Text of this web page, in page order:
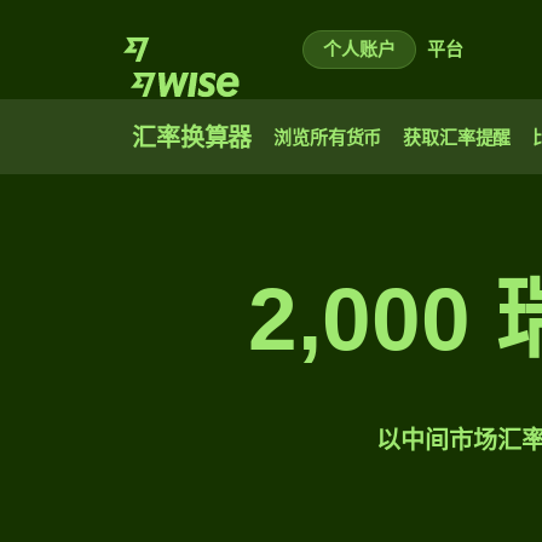
个人账户 平台
汇率换算器 浏览所有货币 获取汇率提醒
2,000
以中间市场汇